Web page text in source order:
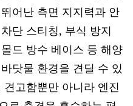
어난 측면 지지력과 안
단 스티칭, 부식 방지
드 방수 베이스 등 해양
닷물 환경을 견딜 수 있
고함뿐만 아니라 엔진